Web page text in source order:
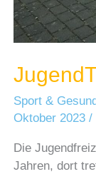
Sport &
Oktober 2023/
Die
Jahren, dort